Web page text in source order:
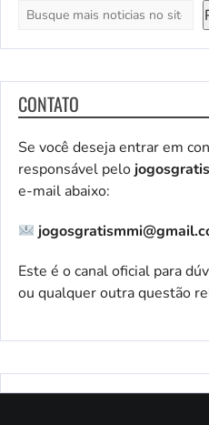
CONTATO
Se você deseja entrar em
responsável pelo
e-mail abaixo:
Este é o canal oficial para
ou qualquer outra questão